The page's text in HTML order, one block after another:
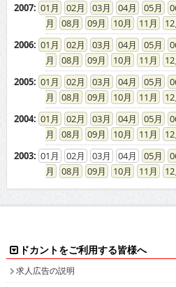
2007: 01 02 03 04 05
08
09 10 11
12
2006: 01 02 03 04 05
08
09 10 11
12
2005: 01 02 03 04 05
08
09 10 11
12
2004: 01 02 03 04 05
08
09 10 11
12
2003: 01 02 03 04 05
08
09 10 11 12
ドカントをご利用する皆様へ
求人広告の説明